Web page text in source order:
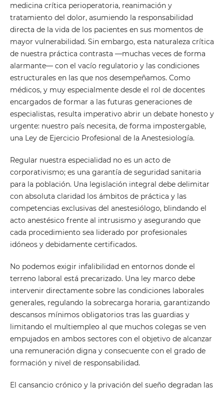
medicina crítica perioperatoria, reanimación y
tratamiento del dolor, asumiendo la responsabilidad
directa de la vida de los pacientes en sus momentos de
mayor vulnerabilidad. Sin embargo, esta naturaleza crítica
de nuestra práctica contrasta —muchas veces de forma
alarmante— con el vacío regulatorio y las condiciones
estructurales en las que nos desempeñamos. Como
médicos, y muy especialmente desde el rol de docentes
encargados de formar a las futuras generaciones de
especialistas, resulta imperativo abrir un debate honesto y
urgente: nuestro país necesita, de forma impostergable,
una Ley de Ejercicio Profesional de la Anestesiología.
Regular nuestra especialidad no es un acto de
corporativismo; es una garantía de seguridad sanitaria
para la población. Una legislación integral debe delimitar
con absoluta claridad los ámbitos de práctica y las
competencias exclusivas del anestesiólogo, blindando el
acto anestésico frente al intrusismo y asegurando que
cada procedimiento sea liderado por profesionales
idóneos y debidamente certificados.
No podemos exigir infalibilidad en entornos donde el
terreno laboral está precarizado. Una ley marco debe
intervenir directamente sobre las condiciones laborales
generales, regulando la sobrecarga horaria, garantizando
descansos mínimos obligatorios tras las guardias y
limitando el multiempleo al que muchos colegas se ven
empujados en ambos sectores con el objetivo de alcanzar
una remuneración digna y consecuente con el grado de
formación y nivel de responsabilidad.
El cansancio crónico y la privación del sueño degradan las